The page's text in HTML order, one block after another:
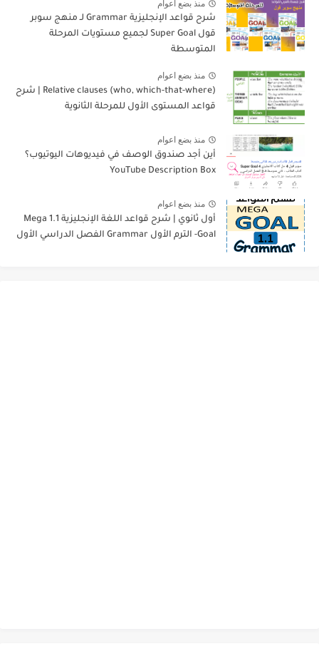
منذ بضع اعوام
شرح قواعد الإنجليزية Grammar لـ منهج سوبر
قول Super Goal لجميع مستويات المرحلة
المتوسطة
منذ بضع اعوام
Relative clauses (who, which-that-where) | شرح
قواعد المستوى الأول للمرحلة الثانوية
منذ بضع اعوام
أين أجد صندوق الوصف في فيديوهات اليوتيوب؟
YouTube Description Box
منذ بضع اعوام
أول ثانوي | شرح قواعد اللغة الإنجليزية 1.1 Mega
Goal- الترم الأول Grammar الفصل الدراسي الأول